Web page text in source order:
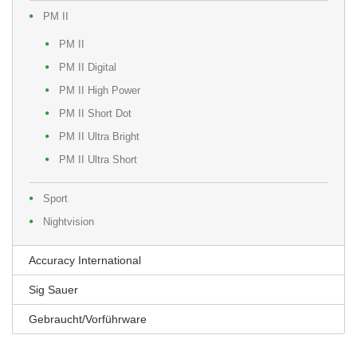
PM II
PM II
PM II Digital
PM II High Power
PM II Short Dot
PM II Ultra Bright
PM II Ultra Short
Sport
Nightvision
Accuracy International
Sig Sauer
Gebraucht/Vorführware